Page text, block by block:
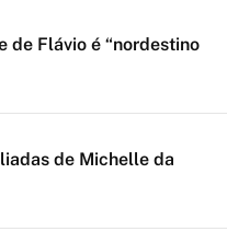
de Flávio é “nordestino
de Michelle da